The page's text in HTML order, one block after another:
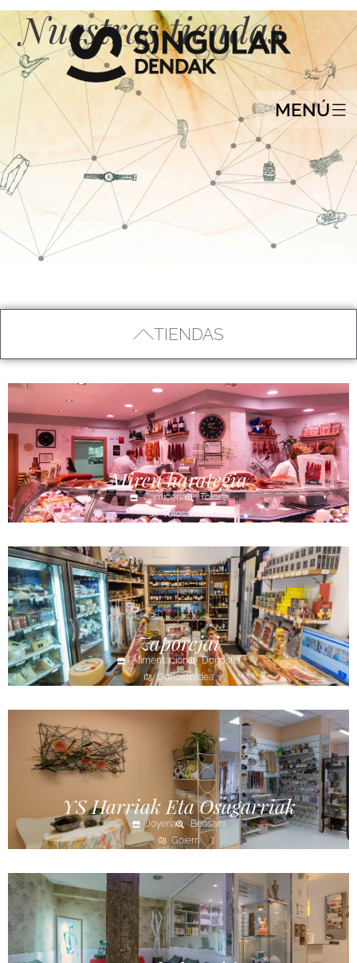
MENÚ
Nuestras tiendas
TIENDAS
Miren harategia
Carnicería
Tolosa
Tolosaldea
Zaporejai
Alimentación
Donostia
Donostialdea
YS Harriak Eta Osagarriak
Joyería
Beasaini
Goierri